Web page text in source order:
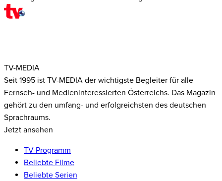
TV-MEDIA
Seit 1995 ist TV-MEDIA der wichtigste Begleiter für alle
Fernseh- und Medieninteressierten Österreichs. Das Magazin
gehört zu den umfang- und erfolgreichsten des deutschen
Sprachraums.
Jetzt ansehen
TV-Programm
Beliebte Filme
Beliebte Serien